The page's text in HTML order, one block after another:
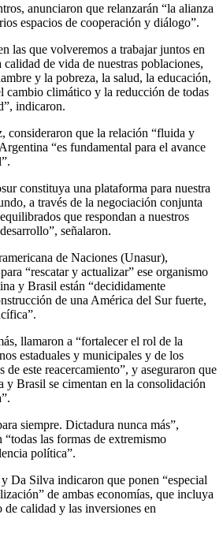
anunciaron que relanzarán “la alianza
espacios de cooperación y diálogo”.
las que volveremos a trabajar juntos en
calidad de vida de nuestras poblaciones,
y la pobreza, la salud, la educación,
cambio climático y la reducción de todas
indicaron.
consideraron que la relación “fluida y
“es fundamental para el avance
constituya una plataforma para nuestra
a través de la negociación conjunta
que respondan a nuestros
señalaron.
de Naciones (Unasur),
“rescatar y actualizar” ese organismo
y Brasil están “decididamente
de una América del Sur fuerte,
llamaron a “fortalecer el rol de la
estaduales y municipales y de los
de este reacercamiento”, y aseguraron que
y Brasil se cimentan en la consolidación
siempre. Dictadura nunca más”,
las formas de extremismo
política”.
Da Silva indicaron que ponen “especial
de ambas economías, que incluya
de calidad y las inversiones en